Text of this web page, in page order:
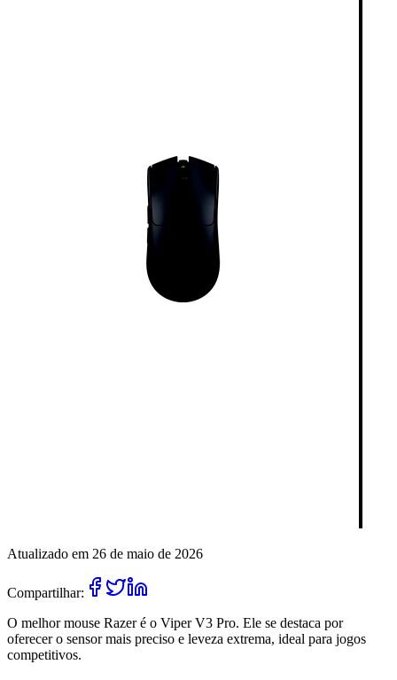
Atualizado em 26 de maio de 2026
Compartilhar:
O melhor mouse Razer é o Viper V3 Pro. Ele se destaca por
oferecer o sensor mais preciso e leveza extrema, ideal para jogos
competitivos.